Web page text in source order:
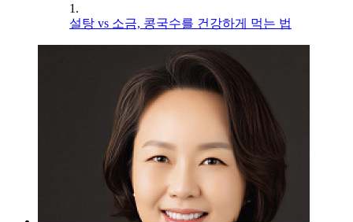
1.
설탕 vs 소금, 콩국수를 건강하게 먹는 법